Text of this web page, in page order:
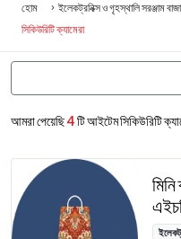
হোম ইলেকট্রনিক্স ও গৃহস্থালি সরঞ্জাম
সিকিউরিটি ক্যামেরা
আমরা পেয়েছি4টি আইটেম সিকিউরিটি